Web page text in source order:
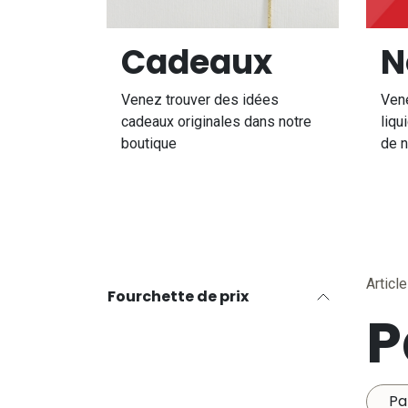
Cadeaux
Venez trouver des idées
cadeaux originales dans notre
boutique
de
Fourchette de prix